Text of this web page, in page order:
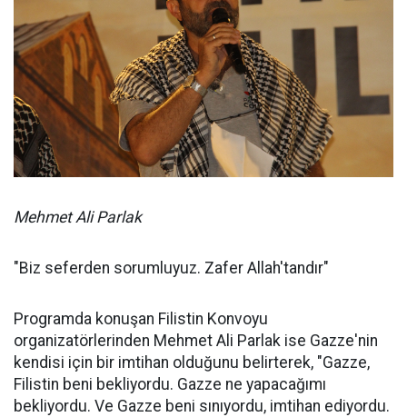
Mehmet Ali Parlak
"Biz seferden sorumluyuz. Zafer Allah'tandır"
Programda konuşan Filistin Konvoyu
organizatörlerinden Mehmet Ali Parlak ise Gazze'nin
kendisi için bir imtihan olduğunu belirterek, "Gazze,
Filistin beni bekliyordu. Gazze ne yapacağımı
bekliyordu. Ve Gazze beni sınıyordu, imtihan ediyordu.